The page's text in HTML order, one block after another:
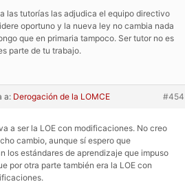
las tutorías las adjudica el equipo directivo
oportuno y la nueva ley no cambia nada
que en primaria tampoco. Ser tutor no es
parte de tu trabajo.
a: Derogación de la LOMCE #454
a ser la LOE con modificaciones. No creo
cambio, aunque sí espero que
los estándares de aprendizaje que impuso
por otra parte también era la LOE con